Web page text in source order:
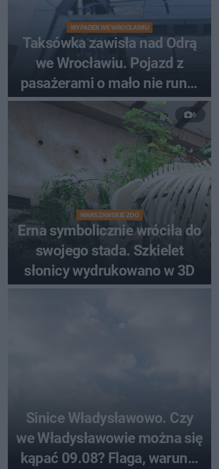
WYPADEK WE WROCŁAWIU
Taksówka zawisła nad Odrą
we Wrocławiu. Pojazd z
pasażerami o mało nie runął
do rzeki
6
WARSZAWSKIE ZOO
Erna symbolicznie wróciła do
swojego stada. Szkielet
słonicy wydrukowano w 3D
Sinice Władysławowo. Czy
we Władysławowie można się
kąpać 09.08? Flaga, warunki